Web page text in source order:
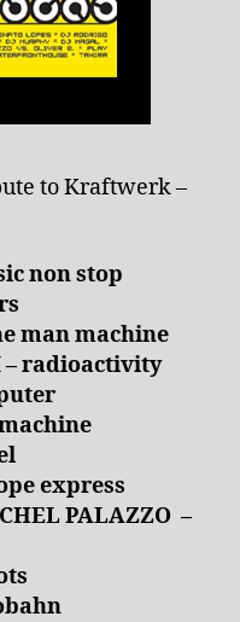
to Kraftwerk –
non stop
man machine
– radioactivity
express
PALAZZO –